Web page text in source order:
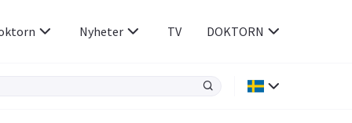
Nyheter TV DOKTORN